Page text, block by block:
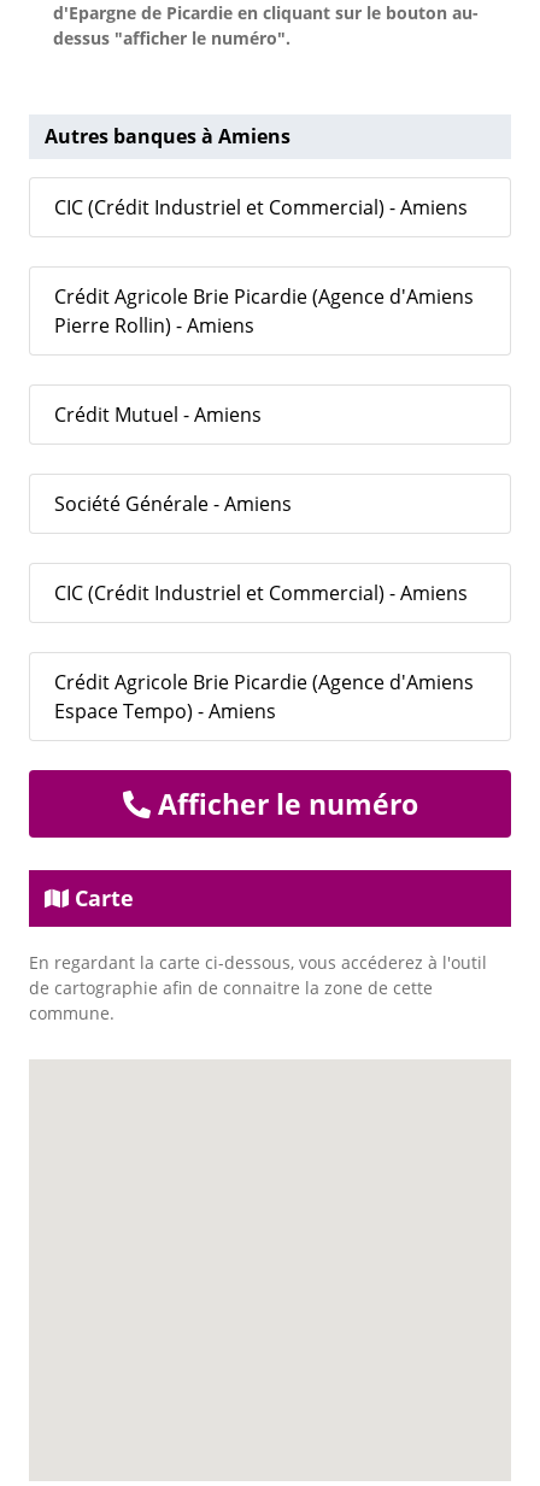
d'Epargne de Picardie en cliquant sur le bouton au-
dessus "afficher le numéro".
Autres banques à Amiens
CIC (Crédit Industriel et Commercial) - Amiens
Crédit Agricole Brie Picardie (Agence d'Amiens
Pierre Rollin) - Amiens
Crédit Mutuel - Amiens
Société Générale - Amiens
CIC (Crédit Industriel et Commercial) - Amiens
Crédit Agricole Brie Picardie (Agence d'Amiens
Espace Tempo) - Amiens
Afficher le numéro
Carte
En regardant la carte ci-dessous, vous accéderez à l'outil
de cartographie afin de connaitre la zone de cette
commune.